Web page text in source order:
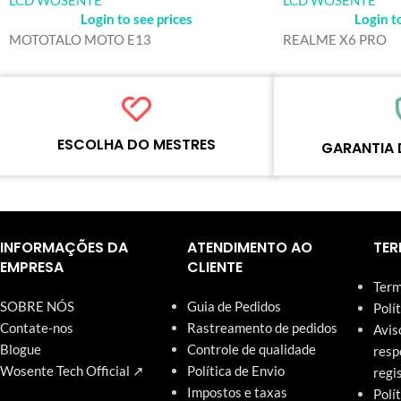
Login to see prices
MOTOTALO MOTO E13
Login
REALME X6 PRO
ESCOLHA DO MESTRES
testado e selecionado pelos mestres da
diárias do negócio de reparos.
GARANTIA
processos
nosso site têm
INFORMAÇÕES DA
EMPRESA
SOBRE NÓS
Contate-nos
Blogue
Wosente Tech Official ↗
ATENDIMENTO AO
CLIENTE
Guia de Pedidos
Rastreamento de pedidos
Controle de qualidade
Política de Envio
Impostos e taxas